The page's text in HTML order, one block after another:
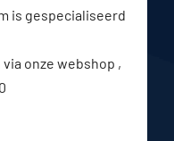
is gespecialiseerd
onze webshop ,